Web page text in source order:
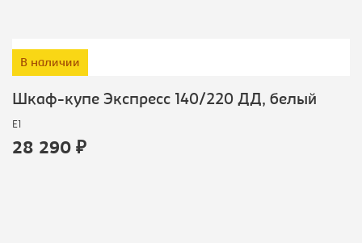
В наличии
Шкаф-купе Экспресс 140/220 ДД, белый
E1
28 290 ₽